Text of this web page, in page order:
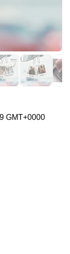
über 16.800
mal gekauft